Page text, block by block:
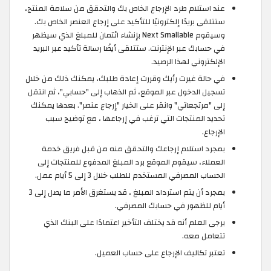
عند استلام طرد الإرجاع الخاص بك والتحقق من سلامة المنتج،
ستتلقى بريدًا إلكترونيًا للتأكيد على إرجاع العنصر الخاص بك.
وسيقوم Next Smallable بإنشاء ائتمان للمبلغ الذي سيظهر
في حسابك عبر الإنترنت. ستتلقى أيضًا رسالة تأكيد عبر البريد
الإلكتروني لهذا الرصيد.
في حالة غيرت رأيك وقررت إعادة طلبك، يمكنك ذلك من خلال
تسجيل الدخول عبر الموقع، ثم الذهاب إلى "حسابي"، ثم انتقل
إلى "مرتجعاتي" وانقر على الخيار "إرجاع عنصر". بعدها يمكنك
تحديد المنتجات التي ترغب في إرجاعها ، مع توضيح سبب
الإرجاع.
بمجرد استلام إرجاعك والتحقق منه من قبل فريق خدمة
العملاء، سيقوم الموقع برد المبلغ المدفوع للمنتجات إلى
الحساب المصرفي المستخدم للطلب خلال 3 إلى 5 أيام عمل.
بمجرد أن يتم استرداد المبلغ ، قد يستغرق الأمر ما يصل إلى 3
أيام للظهور في حسابك المصرفي.
يرجى العلم أنه قد يختلف التأخير اعتمادًا على البنك الذي
تتعامل معه.
تعتبر تكاليف الإرجاع على حساب العميل.